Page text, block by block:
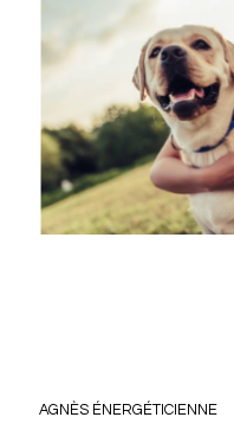
AGNÈS ÉNERGÉTICIENNE